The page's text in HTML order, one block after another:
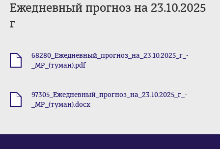
Ежедневный прогноз на 23.10.2025
г
68280_Ежедневный_прогноз_на_23.10.2025_г_-
_МР_(туман).pdf
97305_Ежедневный_прогноз_на_23.10.2025_г_-
_МР_(туман).docx